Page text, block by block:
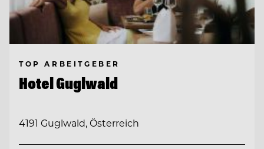
TOP ARBEITGEBER
Hotel Guglwald
4191 Guglwald, Österreich